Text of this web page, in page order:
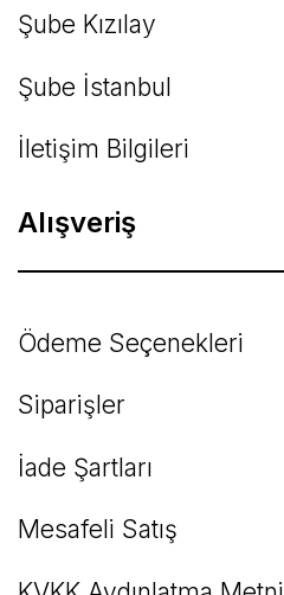
Şube Kızılay
Şube İstanbul
İletişim Bilgileri
Alışveriş
Ödeme Seçenekleri
Siparişler
İade Şartları
Mesafeli Satış